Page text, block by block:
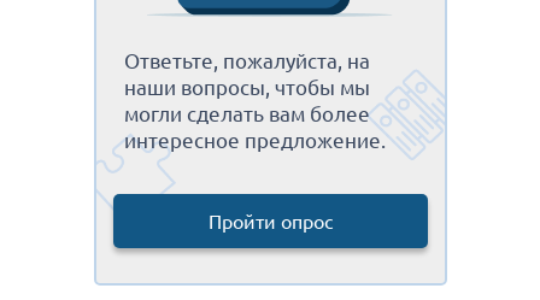
Ответьте, пожалуйста, на
наши вопросы, чтобы мы
могли сделать вам более
интересное предложение.
Пройти опрос